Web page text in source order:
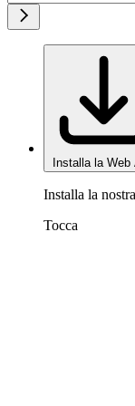
Installa la Web
Installa la
Tocca